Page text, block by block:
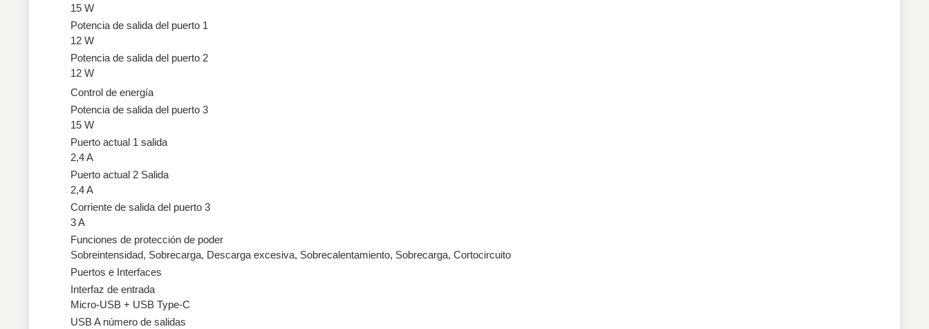
15 W
Potencia de salida del puerto 1
12 W
Potencia de salida del puerto 2
12 W
Control de energía
Potencia de salida del puerto 3
15 W
Puerto actual 1 salida
2,4 A
Puerto actual 2 Salida
2,4 A
Corriente de salida del puerto 3
3 A
Funciones de protección de poder
Sobreintensidad, Sobrecarga, Descarga excesiva, Sobrecalentamiento, Sobrecarga, Cortocircuito
Puertos e Interfaces
Interfaz de entrada
Micro-USB + USB Type-C
USB A número de salidas